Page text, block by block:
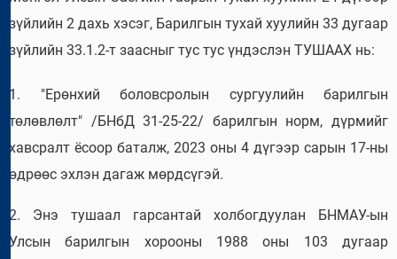
зүйлийн 2 дахь хэсэг, Барилгын тухай хуулийн 33 дугаар
зүйлийн 33.1.2-т заасныг тус тус үндэслэн ТУШААХ нь:
1. "Ерөнхий боловсролын сургуулийн барилгын
төлөвлөлт" /БНбД 31-25-22/ барилгын норм, дүрмийг
хавсралт ёсоор баталж, 2023 оны 4 дүгээр сарын 17-ны
өдрөөс эхлэн дагаж мөрдсүгэй.
2. Энэ тушаал гарсантай холбогдуулан БНМАУ-ын
Улсын барилгын хорооны 1988 оны 103 дугаар